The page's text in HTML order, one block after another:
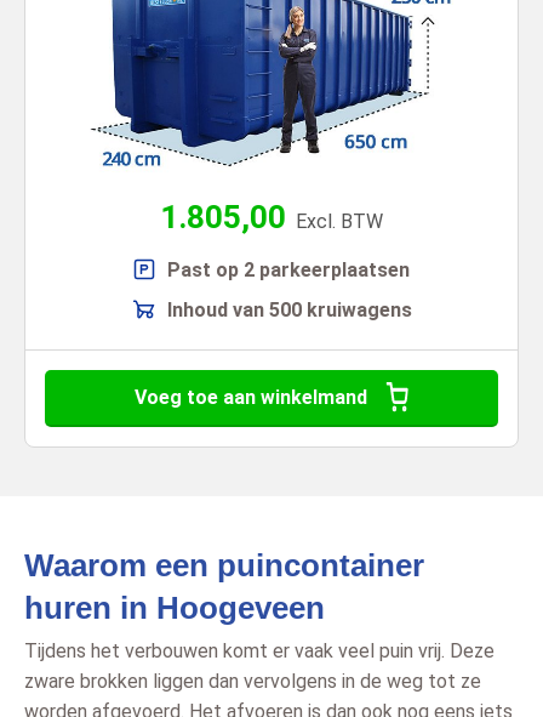
1.805,00 Excl. BTW
Past op 2 parkeerplaatsen
Inhoud van 500 kruiwagens
Voeg toe aan winkelmand
Waarom een puincontainer
huren in Hoogeveen
Tijdens het verbouwen komt er vaak veel puin vrij. Deze
zware brokken liggen dan vervolgens in de weg tot ze
worden afgevoerd. Het afvoeren is dan ook nog eens iets